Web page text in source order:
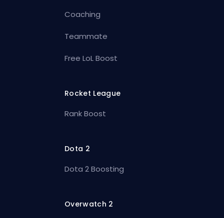
Coaching
Teammate
Free LoL Boost
Rocket League
Rank Boost
Dota 2
Dota 2 Boosting
Overwatch 2